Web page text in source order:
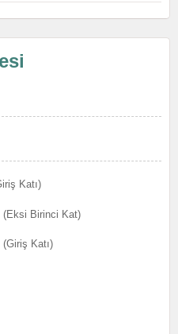
Katı)
(Eksi Birinci Kat)
(Giriş Katı)